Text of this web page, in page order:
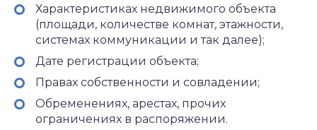
Характеристиках недвижимого объекта
(площади, количестве комнат, этажности,
системах коммуникации и так далее);
Дате регистрации объекта;
Правах собственности и совладении;
Обременениях, арестах, прочих
ограничениях в распоряжении.